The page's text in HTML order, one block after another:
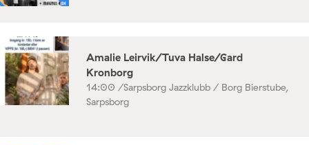
Amalie Leirvik/Tuva Halse/Gard
Kronborg
14:00 /Sarpsborg Jazzklubb / Borg Bierstube,
Sarpsborg